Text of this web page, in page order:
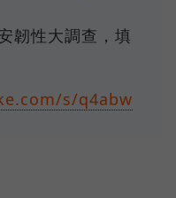
韌性大調查，填
s/q4abw